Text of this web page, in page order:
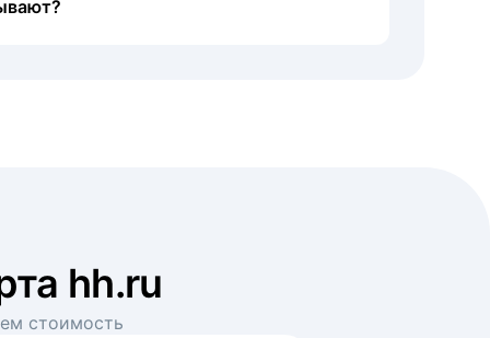
hh.ru
стоимость